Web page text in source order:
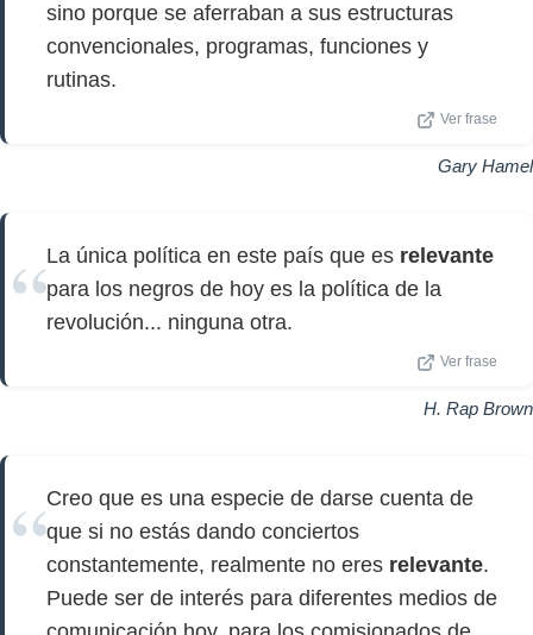
sino porque se aferraban a sus estructuras
convencionales, programas, funciones y
rutinas.
Ver frase
Gary Hamel
La única política en este país que es relevante
para los negros de hoy es la política de la
revolución... ninguna otra.
Ver frase
H. Rap Brown
Creo que es una especie de darse cuenta de
que si no estás dando conciertos
constantemente, realmente no eres relevante.
Puede ser de interés para diferentes medios de